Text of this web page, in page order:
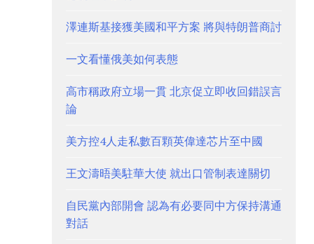
澤連斯基接獲美國和平方案 將與特朗普商討
一文看懂俄美如何表態
高市稱政府立場一貫 北京促立即收回錯誤言
論
美方控4人走私數百顆英偉達芯片至中國
王文濤晤美駐華大使 就出口管制表達關切
自民黨內部開會 認為有必要同中方保持溝通
對話